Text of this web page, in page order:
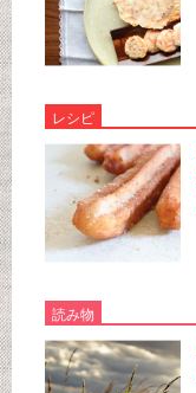
レシピ
読み物